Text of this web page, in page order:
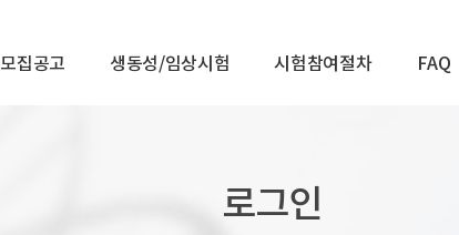
모집공고 생동성/임상시험 시험참여절차 FAQ
로그인